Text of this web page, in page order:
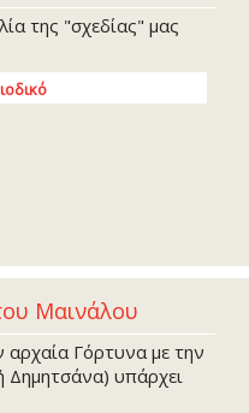
της "σχεδίας" μας
Μαινάλου
Γόρτυνα με την
Δημητσάνα) υπάρχει